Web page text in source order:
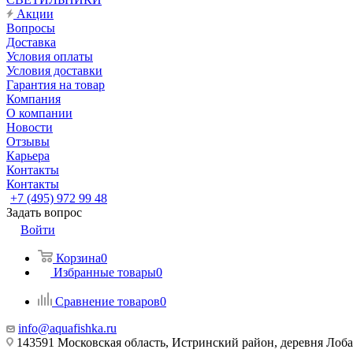
Акции
Вопросы
Доставка
Условия оплаты
Условия доставки
Гарантия на товар
Компания
О компании
Новости
Отзывы
Карьера
Контакты
Контакты
+7 (495) 972 99 48
Задать вопрос
Войти
Корзина0
Избранные товары0
Сравнение товаров0
info@aquafishka.ru
143591 Московская область, Истринский район, деревня